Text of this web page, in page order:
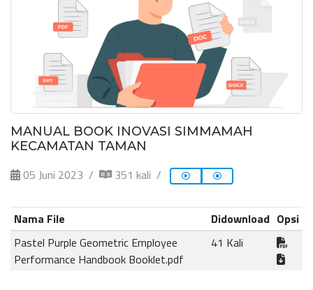
MANUAL BOOK INOVASI SIMMAMAH
KECAMATAN TAMAN
05 Juni 2023 351 kali
Nama File Didownload Opsi
Pastel Purple Geometric Employee
Performance Handbook Booklet.pdf
41 Kali